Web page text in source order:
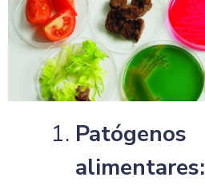
Patógenos
alimentares: